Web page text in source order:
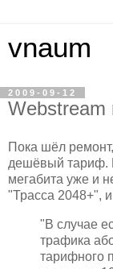
vnaum
2009-09-12
Webstream
Пока шёл
дешёвый тариф.
мегабита уже и
"Трасса 2048+",
"В случае
трафика
тарифного